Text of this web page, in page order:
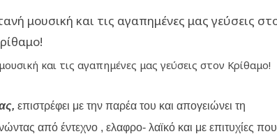
και τις αγαπημένες μας γεύσεις στον Κρίθαμο!
επιστρέφει με την παρέα του και απογειώνει τη
από έντεχνο , ελαφρο- λαϊκό και με επιτυχίες που